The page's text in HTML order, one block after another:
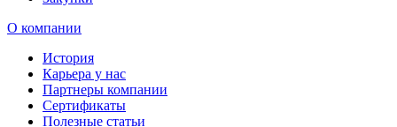
О компании
История
Карьера у нас
Партнеры компании
Сертификаты
Полезные статьи